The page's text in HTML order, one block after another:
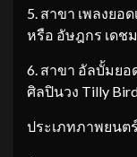
5. สาขา เพลงยอ
หรือ อัษฎกร เดช
6. สาขา อัลบั้มยอ
ศิลปินวง Tilly
ประเภทภาพยนต